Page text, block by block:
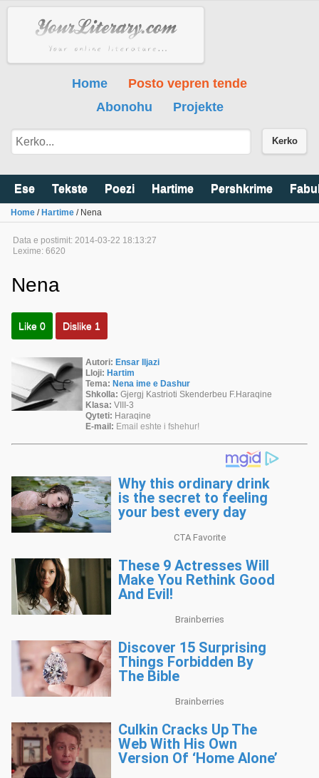
Home
Posto vepren tende
Abonohu
Projekte
Kerko
Ese Tekste Poezi Hartime Pershkrime
Home / Hartime / Nena
Data e postimit: 2014-03-22 18:13:27
Lexime: 6620
Nena
Like 0 Dislike 1
Autori: Ensar Iljazi
Lloji: Hartim
Tema: Nena ime e Dashur
Shkolla: Gjergj Kastrioti Skenderbeu F.Haraqine
Klasa: VIII-3
Qyteti: Haraqine
E-mail: Email eshte i fshehur!